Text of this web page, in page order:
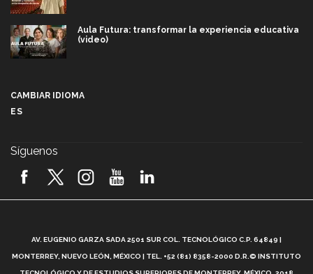
Aula Futura: transformar la experiencia educativa
(video)
2026! (video)
¿Cómo es el Modelo Educativo Tec? (video)
CAMBIAR IDIOMA
ES
Síguenos
AV. EUGENIO GARZA SADA 2501 SUR COL. TECNOLÓGICO C.P. 64849 |
MONTERREY, NUEVO LEÓN, MÉXICO | TEL. +52 (81) 8358-2000 D.R.© INSTITUTO